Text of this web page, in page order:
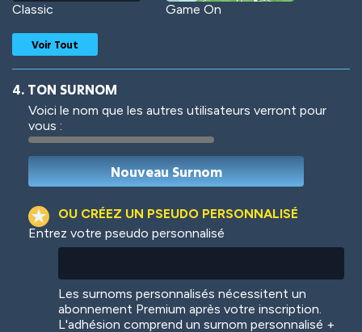
Classic Game On
Woof
Colorful
Voir Tout
4. TON SURNOM
Voici le nom que les autres utilisateurs verront pour
vous :
OU CRÉEZ UN PSEUDO PERSONNALISÉ
Entrez votre pseudo personnalisé
Les surnoms personnalisés nécessitent un
abonnement Premium après votre inscription.
L'adhésion comprend un surnom personnalisé +